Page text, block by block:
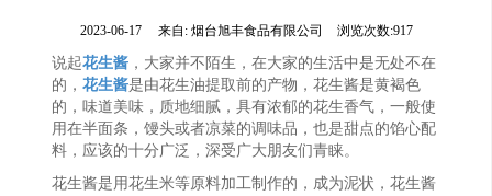
2023-06-17 来自: 烟台旭丰食品有限公司 浏览次数:917
说起花生酱 ，大家并不陌生，在大家的生活中是无处不在
的，花生酱是由花生油提取前的产物，花生酱是黄褐色
的，味道美味，质地细腻，具有浓郁的花生香气，一般使
用在半面条，馒头或者凉菜的调味品，也是甜点的馅心配
料，应该的十分广泛，深受广大朋友们青睐。
花生酱是用花生米等原料加工制作的，成为泥状，花生酱